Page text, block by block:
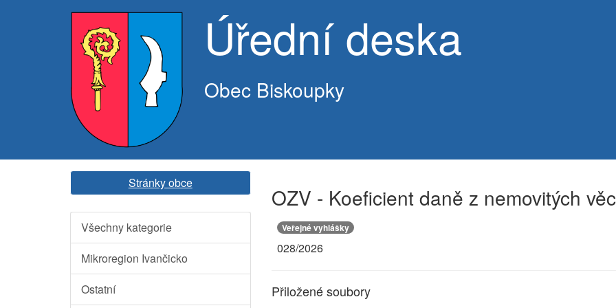
Úřední deska
Obec Biskoupky
Stránky obce
Všechny kategorie
Mikroregion Ivančicko
Ostatní
OZV - Koeficient daně z nemovitých
Veřejné vyhlášky
028/2026
Přiložené soubory